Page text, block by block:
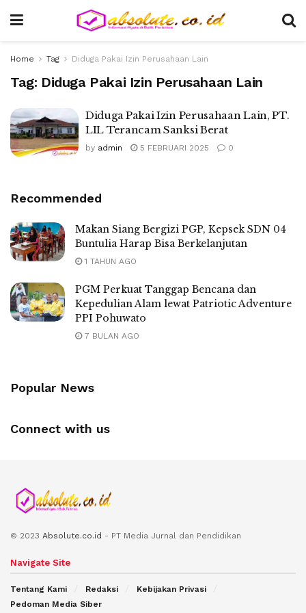
Home Tag Diduga Pakai Izin Perusahaan Lain
Tag: Diduga Pakai Izin Perusahaan Lain
Diduga Pakai Izin Perusahaan Lain, PT.
LIL Terancam Sanksi Berat
by admin 5 FEBRUARI 2025 0
Recommended
Makan Siang Bergizi PGP, Kepsek SDN 04
Buntulia Harap Bisa Berkelanjutan
1 TAHUN AGO
PGM Perkuat Tanggap Bencana dan
Kepedulian Alam lewat Patriotic Adventure
PPI Pohuwato
7 BULAN AGO
Popular News
Connect with us
© 2023 Absolute.co.id - PT Media Jurnal dan Pendidikan
Navigate Site
Tentang Kami Redaksi
Kebijakan Privasi
Pedoman Media Siber